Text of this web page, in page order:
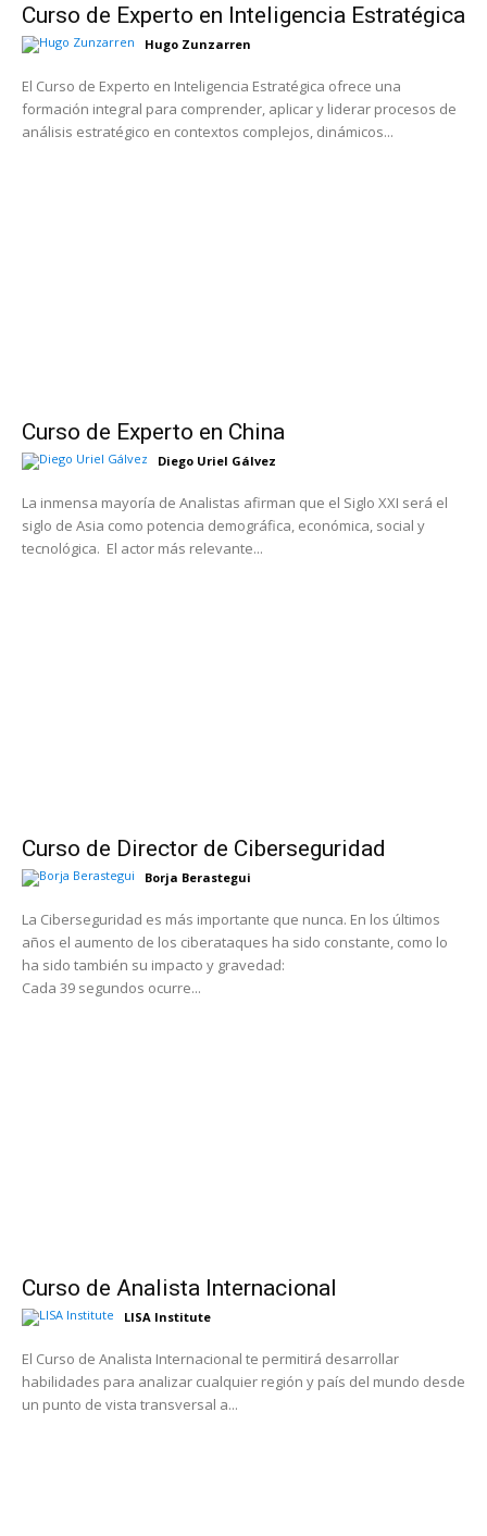
Curso de Experto en Inteligencia Estratégica
Hugo Zunzarren
El Curso de Experto en Inteligencia Estratégica ofrece una
formación integral para comprender, aplicar y liderar procesos de
análisis estratégico en contextos complejos, dinámicos...
Curso de Experto en China
Diego Uriel Gálvez
La inmensa mayoría de Analistas afirman que el Siglo XXI será el
siglo de Asia como potencia demográfica, económica, social y
tecnológica. El actor más relevante...
Curso de Director de Ciberseguridad
Borja Berastegui
La Ciberseguridad es más importante que nunca. En los últimos
años el aumento de los ciberataques ha sido constante, como lo
ha sido también su impacto y gravedad:
Cada 39 segundos ocurre...
Curso de Analista Internacional
LISA Institute
El Curso de Analista Internacional te permitirá desarrollar
habilidades para analizar cualquier región y país del mundo desde
un punto de vista transversal a...